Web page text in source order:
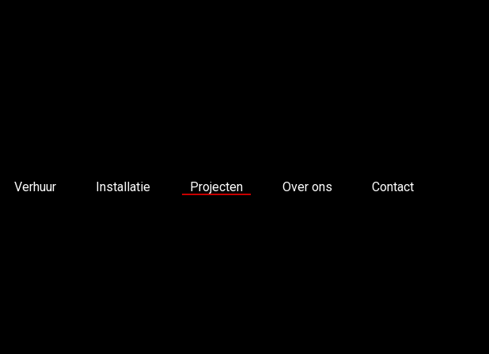
Verhuur Installatie Projecten Over ons Contact